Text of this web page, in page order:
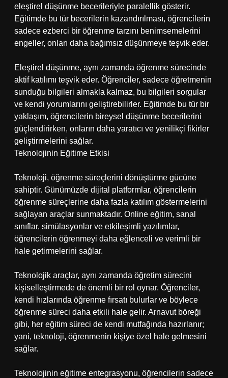
eleştirel düşünme becerileriyle paralellik gösterir.
Eğitimde bu tür becerilerin kazandırılması, öğrencilerin
sadece ezberci bir öğrenme tarzını benimsemelerini
engeller, onları daha bağımsız düşünmeye teşvik eder.
Eleştirel düşünme, aynı zamanda öğrenme sürecinde
aktif katılımı teşvik eder. Öğrenciler, sadece öğretmenin
sunduğu bilgileri almakla kalmaz, bu bilgileri sorgular
ve kendi yorumlarını geliştirebilirler. Eğitimde bu tür bir
yaklaşım, öğrencilerin bireysel düşünme becerilerini
güçlendirirken, onların daha yaratıcı ve yenilikçi fikirler
geliştirmelerini sağlar.
Teknolojinin Eğitime Etkisi
Teknoloji, öğrenme süreçlerini dönüştürme gücüne
sahiptir. Günümüzde dijital platformlar, öğrencilerin
öğrenme süreçlerine daha fazla katılım göstermelerini
sağlayan araçlar sunmaktadır. Online eğitim, sanal
sınıflar, simülasyonlar ve etkileşimli yazılımlar,
öğrencilerin öğrenmeyi daha eğlenceli ve verimli bir
hale getirmelerini sağlar.
Teknolojik araçlar, aynı zamanda öğretim sürecini
kişiselleştirmede de önemli bir rol oynar. Öğrenciler,
kendi hızlarında öğrenme fırsatı bulurlar ve böylece
öğrenme süreci daha etkili hale gelir. Arnavut böreği
gibi, her eğitim süreci de kendi mutfağında hazırlanır;
yani, teknoloji, öğrenmenin kişiye özel hale gelmesini
sağlar.
Teknolojinin eğitime entegrasyonu, öğrencilerin sadece